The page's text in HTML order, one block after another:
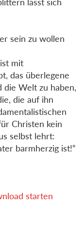
sein zu wollen
mit
das überlegene
die Welt zu haben,
die auf ihn
Christen kein
selbst lehrt:
barmherzig ist!“
starten